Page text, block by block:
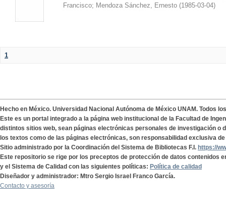
Francisco; Mendoza Sánchez, Ernesto (1985-03-04)
1
Hecho en México. Universidad Nacional Autónoma de México UNAM. Todos
Este es un portal integrado a la página web institucional de la Facultad de
distintos sitios web, sean páginas electrónicas personales de investigación o
los textos como de las páginas electrónicas, son responsabilidad exclusiva
Sitio administrado por la Coordinación del Sistema de Bibliotecas F.I. https://
Este repositorio se rige por los preceptos de protección de datos contenidos
y el Sistema de Calidad con las siguientes políticas: Política de calidad
Diseñador y administrador: Mtro Sergio Israel Franco García.
Contacto y asesoría